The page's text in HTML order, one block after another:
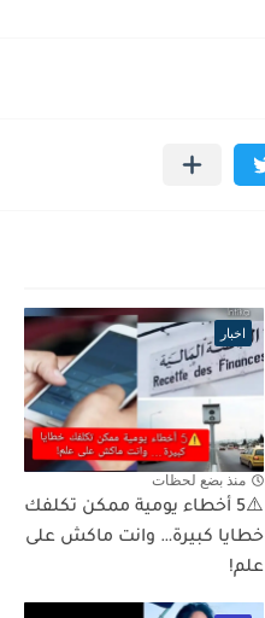
اخبار
منذ بضع لحظات
⚠️5 أخطاء يومية ممكن تكلفك
خطايا كبيرة… وانت ماكش على
علم!